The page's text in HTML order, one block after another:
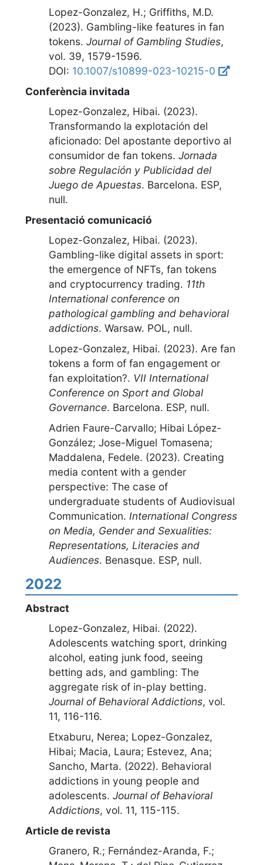
Lopez-Gonzalez, H.; Griffiths, M.D.
(2023). Gambling-like features in fan
tokens.Journal of Gambling Studies,
vol. 39, 1579-1596.
DOI: 10.1007/s10899-023-10215-0
Conferència invitada
Lopez-Gonzalez, Hibai. (2023).
Transformando la explotación del
aficionado: Del apostante deportivo al
consumidor de fan tokens.Jornada
sobre Regulación y Publicidad del
Juego de Apuestas. Barcelona. ESP,
null.
Presentació comunicació
Lopez-Gonzalez, Hibai. (2023).
Gambling-like digital assets in sport:
the emergence of NFTs, fan tokens
and cryptocurrency trading. 11th
International conference on
pathological gambling and behavioral
addictions.Warsaw. POL, null.
Lopez-Gonzalez, Hibai. (2023). Are fan
tokens a form of fan engagement or
fan exploitation?. VII International
Conference on Sport and Global
Governance. Barcelona. ESP, null.
Adrien Faure-Carvallo; Hibai López-
González; Jose-Miguel Tomasena;
Maddalena, Fedele. (2023). Creating
media content with a gender
perspective: The case of
undergraduate students of Audiovisual
Communication. International Congress
on Media, Gender and Sexualities:
Representations, Literacies and
Audiences. Benasque. ESP, null.
2022
Abstract
Lopez-Gonzalez, Hibai. (2022).
Adolescents watching sport, drinking
alcohol, eating junk food, seeing
betting ads, and gambling: The
aggregate risk of in-play betting.
Journal of Behavioral Addictions,vol.
11, 116-116.
Etxaburu, Nerea; Lopez-Gonzalez,
Hibai; Macia, Laura; Estevez, Ana;
Sancho, Marta. (2022). Behavioral
addictions in young people and
adolescents.Journal of Behavioral
Addictions,vol. 11, 115-115.
Article de revista
Granero, R.; Fernández-Aranda, F.;